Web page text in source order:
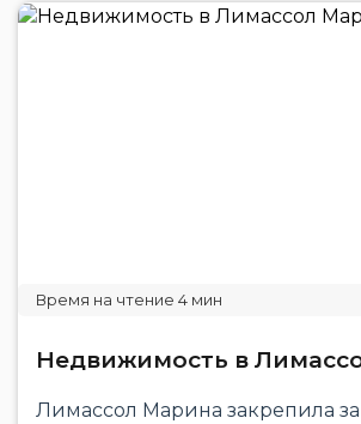
Недвижимость в
Лимассол Марина закрепила за